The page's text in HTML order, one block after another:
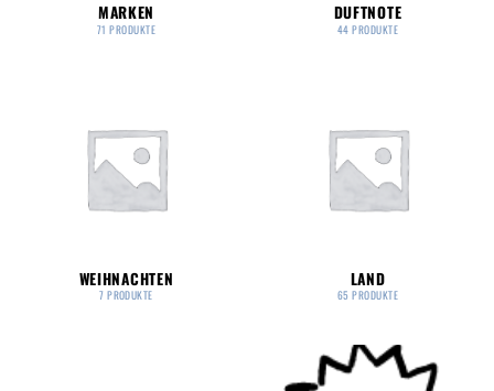
MARKEN
71 PRODUKTE
DUFTNOTE
44 PRODUKTE
WEIHNACHTEN
7 PRODUKTE
LAND
65 PRODUKTE